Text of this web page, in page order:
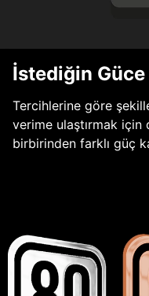
İstediğin Güce
Tercihlerine göre
verime ulaştırmak
birbirinden farklı güç